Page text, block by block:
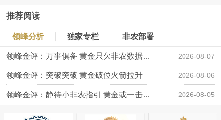
推荐阅读
领峰分析 独家专栏 非农部署
领峰金评：万事俱备 黄金只欠非农数据“东风” 2026-08-07
领峰金评：突破突破 黄金破位火箭拉升 2026-08-06
领峰金评：静待小非农指引 黄金或一击破局 2026-08-05